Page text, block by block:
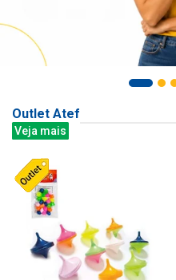
Outlet Atef
Veja mais